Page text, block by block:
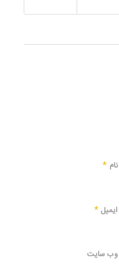
نام *
ایمیل*
وب‌ سایت